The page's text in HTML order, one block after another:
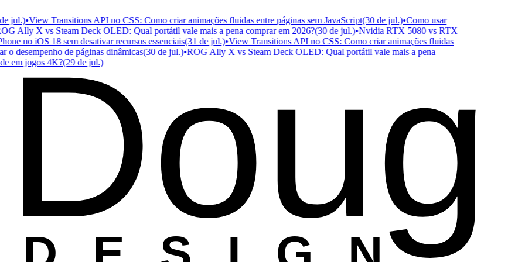
•View Transitions API no CSS: Como criar animações fluidas entre páginas sem JavaScript(30 de jul.)•Como usar
Ally X vs Steam Deck OLED: Qual portátil vale mais a pena comprar em 2026?(30 de jul.)•Nvidia RTX 5080 vs RTX
no iOS 18 sem desativar recursos essenciais(31 de jul.)•View Transitions API no CSS: Como criar animações fluidas
de páginas dinâmicas(30 de jul.)•ROG Ally X vs Steam Deck OLED: Qual portátil vale mais a pena
jogos 4K?(29 de jul.)
Doug